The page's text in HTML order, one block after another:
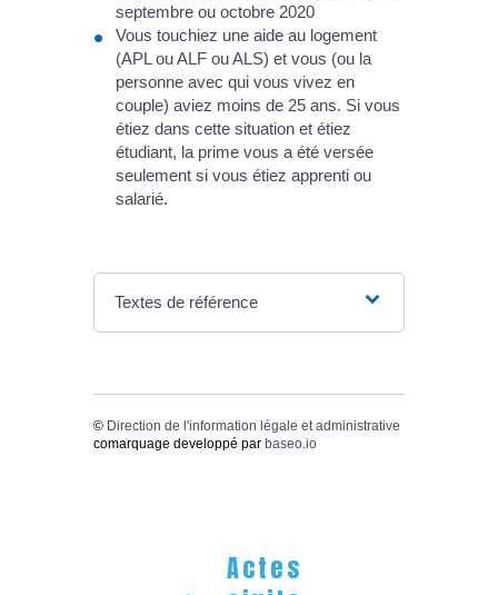
septembre ou octobre 2020
Vous touchiez une aide au logement
(APL ou ALF ou ALS) et vous (ou la
personne avec qui vous vivez en
couple) aviez moins de 25 ans. Si vous
étiez dans cette situation et étiez
étudiant, la prime vous a été versée
seulement si vous étiez apprenti ou
salarié.
Textes de référence
© Direction de l'information légale et administrative
comarquage developpé par baseo.io
Actes